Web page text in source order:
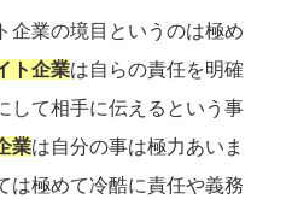
企業の境目というのは極め
ト企業は自らの責任を明確
して相手に伝えるという事
業は自分の事は極力あいま
は極めて冷酷に責任や義務